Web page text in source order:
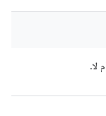
لا.